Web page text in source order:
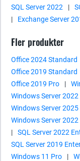
SQL Server 2022
|
|
Exchange Server
Fler produkter
Office 2024 Standard
Office 2019 Standard
Office 2019 Pro
|
Windows Server
Windows Server
Windows Server
|
SQL Server 2022
SQL Server 2019
Windows 11 Pro
|